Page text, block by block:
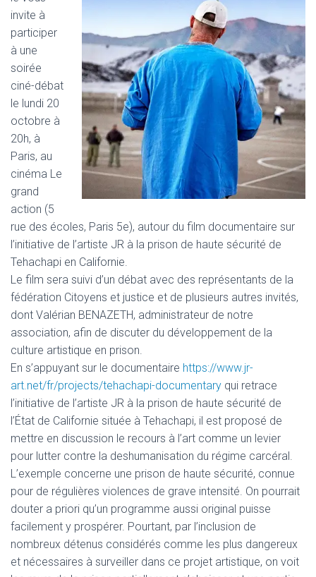
invite à
participer
à une
soirée
ciné-débat
le lundi 20
octobre à
20h, à
Paris, au
cinéma Le
grand
action (5
rue des écoles, Paris 5e), autour du film documentaire sur
l’initiative de l’artiste JR à la prison de haute sécurité de
Tehachapi en Californie.
Le film sera suivi d’un débat avec des représentants de la
fédération Citoyens et justice et de plusieurs autres invités,
dont Valérian BENAZETH, administrateur de notre
association, afin de discuter du développement de la
culture artistique en prison.
En s’appuyant sur le documentaire https://www.jr-
art.net/fr/projects/tehachapi-documentary qui retrace
l’initiative de l’artiste JR à la prison de haute sécurité de
l’État de Californie située à Tehachapi, il est proposé de
mettre en discussion le recours à l’art comme un levier
pour lutter contre la deshumanisation du régime carcéral.
L’exemple concerne une prison de haute sécurité, connue
pour de régulières violences de grave intensité. On pourrait
douter a priori qu’un programme aussi original puisse
facilement y prospérer. Pourtant, par l’inclusion de
nombreux détenus considérés comme les plus dangereux
et nécessaires à surveiller dans ce projet artistique, on voit